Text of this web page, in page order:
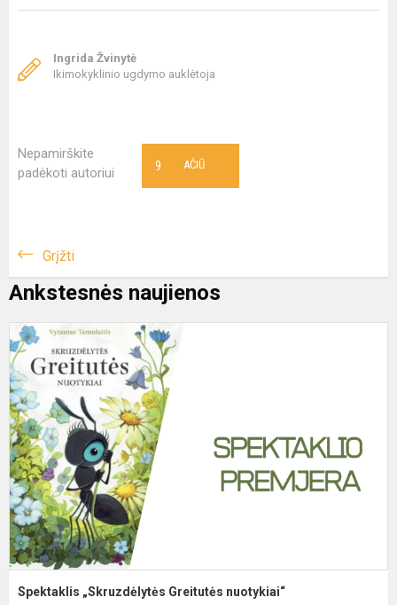
Ingrida Žvinytė
Ikimokyklinio ugdymo auklėtoja
Nepamirškite
padėkoti autoriui
AČIŪ
9
Grįžti
Ankstesnės naujienos
Spektaklis „Skruzdėlytės Greitutės nuotykiai“